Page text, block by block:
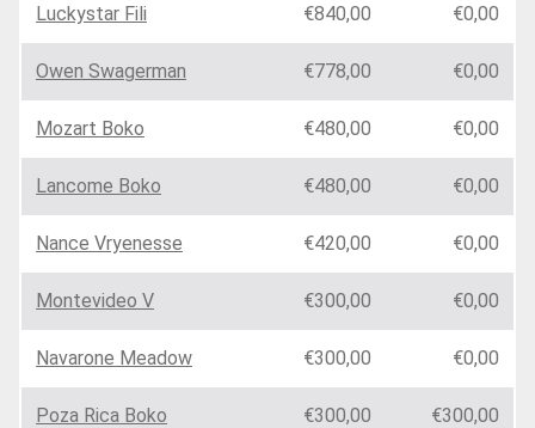
Luckystar Fili €840,00 €0,00
Owen Swagerman €778,00 €0,00
Mozart Boko €480,00 €0,00
Lancome Boko €480,00 €0,00
Nance Vryenesse €420,00 €0,00
Montevideo V €300,00 €0,00
Navarone Meadow €300,00 €0,00
Poza Rica Boko €300,00 €300,00